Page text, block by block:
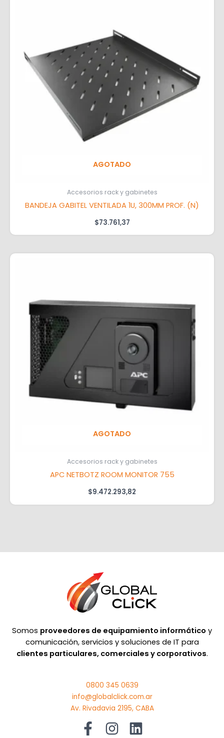
AGOTADO
Accesorios rack y gabinetes
BANDEJA GABITEL VENTILADA 1U, 300MM PROF. (N)
$73.761,37
AGOTADO
Accesorios rack y gabinetes
APC NETBOTZ ROOM MONITOR 755
$9.472.293,82
Somos proveedores de equipamiento informático y
comunicación, servicios y soluciones de IT para
clientes particulares, comerciales y corporativos.
0800 345 0639
info@globalclick.com.ar
Av. Rivadavia 2195, CABA